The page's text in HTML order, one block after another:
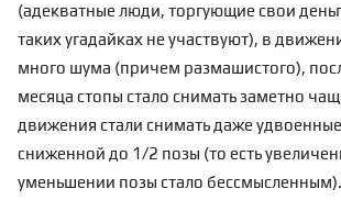
(адекватные люди, торгующие свои
таких угадайках не участвуют), в
много шума (причем размашистого),
месяца стопы стало снимать заметно
движения стали снимать даже
сниженной до 1/2 позы (то есть
уменьшении позы стало бессмысленным).